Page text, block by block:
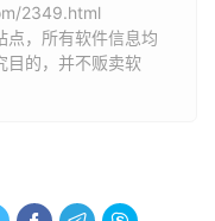
2349.html
点，所有软件信息均
目的，并不贩卖软